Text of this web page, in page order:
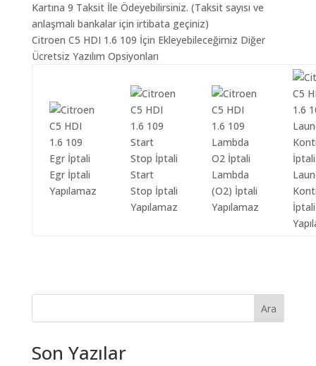
Kartına 9 Taksit İle Ödeyebilirsiniz. (Taksit sayısı ve
anlaşmalı bankalar için irtibata geçiniz)
Citroen C5 HDI 1.6 109 İçin Ekleyebileceğimiz Diğer
Ücretsiz Yazılım Opsiyonları
Egr İptali
Yapılamaz
Start
Stop İptali
Yapılamaz
Lambda
(O2) İptali
Yapılamaz
İptali
Ara
Son Yazılar